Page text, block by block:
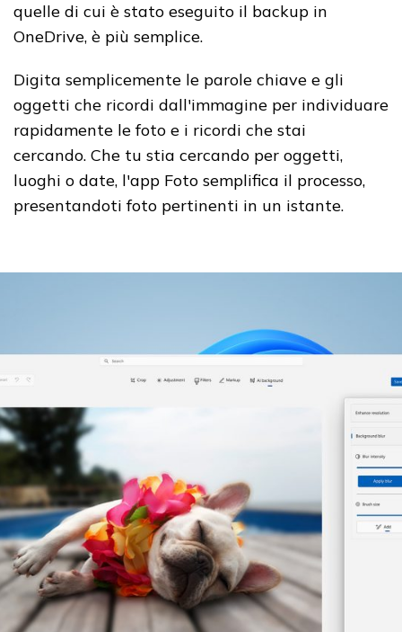
quelle di cui è stato eseguito il backup in
OneDrive, è più semplice.
Digita semplicemente le parole chiave e gli
oggetti che ricordi dall'immagine per individuare
rapidamente le foto e i ricordi che stai
cercando. Che tu stia cercando per oggetti,
luoghi o date, l'app Foto semplifica il processo,
presentandoti foto pertinenti in un istante.